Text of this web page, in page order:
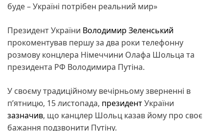
буде – Україні потрібен реальний мир»
Президент України Володимир Зеленський
прокоментував першу за два роки телефонну
розмову концлера Німеччини Олафа Шольца та
президента РФ Володимира Путіна.
У своєму традиційному вечірньому зверненні в
п’ятницю, 15 листопада, президентУкраїни
зазначив, що канцлер Шольц казав йому про своє
бажання подзвонити Путіну.